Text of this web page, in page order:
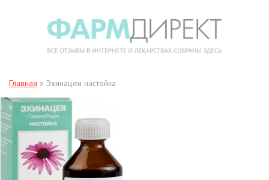
Главная » Эхинацеи настойка